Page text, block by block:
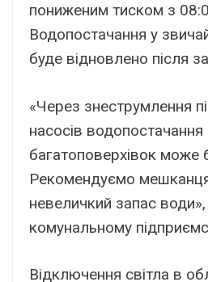
пониженим тиском з
Водопостачання у
буде відновлено після
«Через знеструмлення
насосів водопостачання
багатоповерхівок може
Рекомендуємо
невеличкий запас
комунальному
Відключення світла в